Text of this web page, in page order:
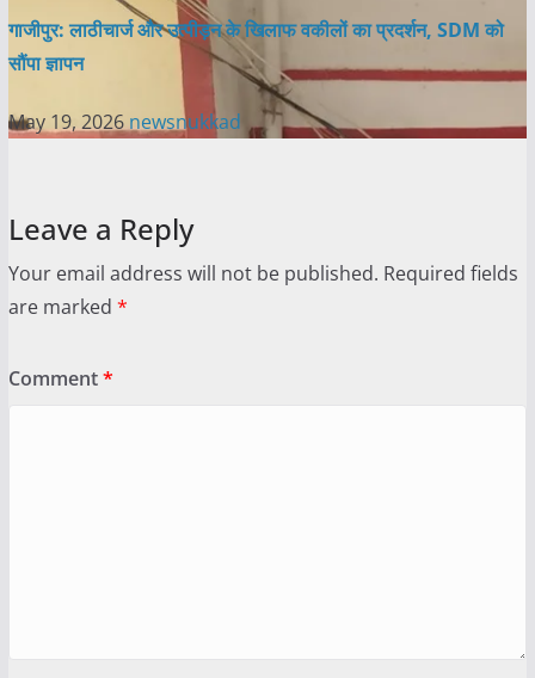
गाजीपुर: लाठीचार्ज और उत्पीड़न के खिलाफ वकीलों का प्रदर्शन, SDM को
सौंपा ज्ञापन
May 19, 2026 newsnukkad
Leave a Reply
Your email address will not be published. Required fields
are marked *
Comment*